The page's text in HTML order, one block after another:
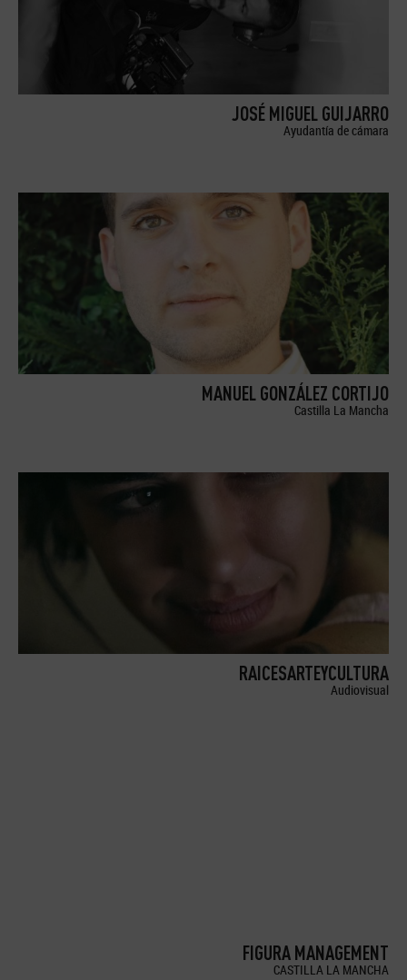
JOSÉ MIGUEL GUIJARRO
Ayudantía de cámara
MANUEL GONZÁLEZ CORTIJO
Castilla La Mancha
RAICESARTEYCULTURA
Audiovisual
FIGURA MANAGEMENT
CASTILLA LA MANCHA